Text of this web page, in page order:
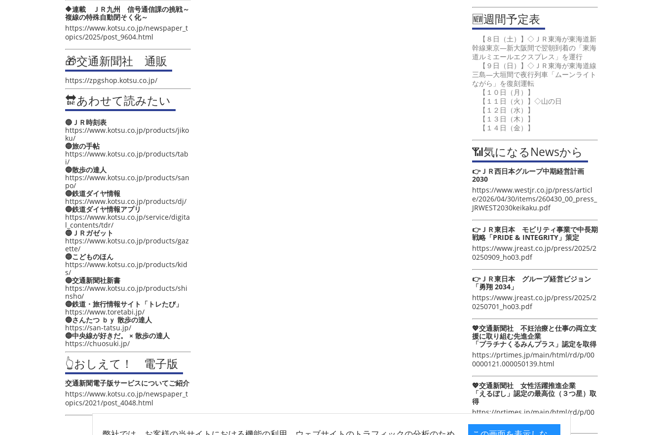
🔶連載 ＪＲ九州 信号通信課の挑戦～
複線の特殊自動閉そく化～
https://www.kotsu.co.jp/newspaper_t
opics/2025/post_9604.html
🎁交通新聞社 通販
https://zpgshop.kotsu.co.jp/
🔛あわせて読みたい
🔵ＪＲ時刻表
https://www.kotsu.co.jp/products/jiko
ku/
🔵旅の手帖
https://www.kotsu.co.jp/products/tab
i/
🔵散歩の達人
https://www.kotsu.co.jp/products/san
po/
🔵鉄道ダイヤ情報
https://www.kotsu.co.jp/products/dj/
🔵鉄道ダイヤ情報アプリ
https://www.kotsu.co.jp/service/digita
l_contents/tdr/
🔵ＪＲガゼット
https://www.kotsu.co.jp/products/gaz
ette/
🔵こどものほん
https://www.kotsu.co.jp/products/kid
s/
🔵交通新聞社新書
https://www.kotsu.co.jp/products/shi
nsho/
🔵鉄道・旅行情報サイト「トレたび」
https://www.toretabi.jp/
🔵さんたつ ｂｙ 散歩の達人
https://san-tatsu.jp/
🔵中央線が好きだ。 × 散歩の達人
https://chuosuki.jp/
👆おしえて！ 電子版
交通新聞電子版サービスについてご紹介
https://www.kotsu.co.jp/newspaper_t
opics/2021/post_4048.html
🆕週間予定表
【８日（土）】◇ＪＲ東海が東海道新
幹線東京―新大阪間で翌朝到着の「東海
道ルミエールエクスプレス」を運行
【９日（日）】◇ＪＲ東海が東海道線
三島―大垣間で夜行列車「ムーンライト
ながら」を復刻運転
【１０日（月）】
【１１日（火）】◇山の日
【１２日（水）】
【１３日（木）】
【１４日（金）】
📶気になるNewsから
👉ＪＲ西日本グループ中期経営計画
2030
https://www.westjr.co.jp/press/articl
e/2026/04/30/items/260430_00_press_
JRWEST2030keikaku.pdf
👉ＪＲ東日本 モビリティ事業で中長期
戦略「PRIDE & INTEGRITY」策定
https://www.jreast.co.jp/press/2025/2
0250909_ho03.pdf
👉ＪＲ東日本 グループ経営ビジョン
「勇翔 2034」
https://www.jreast.co.jp/press/2025/2
0250701_ho03.pdf
💖交通新聞社 不妊治療と仕事の両立支
援に取り組む先進企業
「プラチナくるみんプラス」認定を取得
https://prtimes.jp/main/html/rd/p/00
0000121.000050139.html
💖交通新聞社 女性活躍推進企業
「えるぼし」認定の最高位（３つ星）取
得
https://prtimes.jp/main/html/rd/p/00